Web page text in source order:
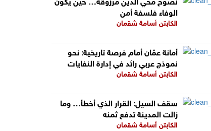
الوفاء فلسفة أمن
الكابتن أسامة شقمان
أمانة عمّان أمام فرصة تاريخية: نحو
نموذج عربي رائد في إدارة النفايات
الكابتن أسامة شقمان
سقف السيل: القرار الذي أخطأ… وما
زالت المدينة تدفع ثمنه
الكابتن أسامة شقمان